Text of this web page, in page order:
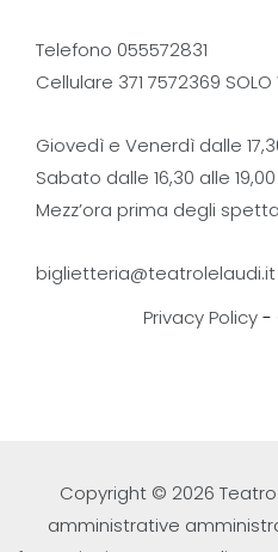
Telefono 055572831
Cellulare 371 7572369 SOLO
Giovedì e Venerdì dalle
Sabato dalle 16,30 alle 19,00
Mezz’ora prima degli
biglietteria@teatrolelaudi.it
Privacy Policy-
Copyright © 2026
amministrative